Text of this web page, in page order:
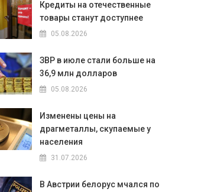
Кредиты на отечественные
товары станут доступнее
05.08.2026
ЗВР в июле стали больше на
36,9 млн долларов
05.08.2026
Изменены цены на
драгметаллы, скупаемые у
населения
31.07.2026
В Австрии белорус мчался по